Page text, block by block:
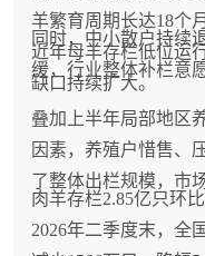
羊繁育周期长达18个
近年母羊存栏低位运
缺口持续扩大。
同时，中小散户持续
缓，行业整体补栏意
叠加上半年局部地区
因素，养殖户惜售、
了整体出栏规模，市
肉羊存栏2.85亿只环
2026年二季度末，全